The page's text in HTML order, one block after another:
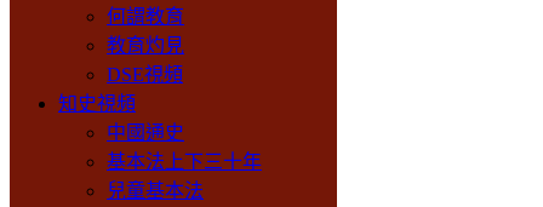
何謂教育
教育灼見
DSE視頻
知史視頻
中國通史
基本法上下三十年
兒童基本法